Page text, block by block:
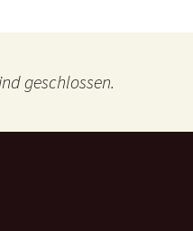
geschlossen.